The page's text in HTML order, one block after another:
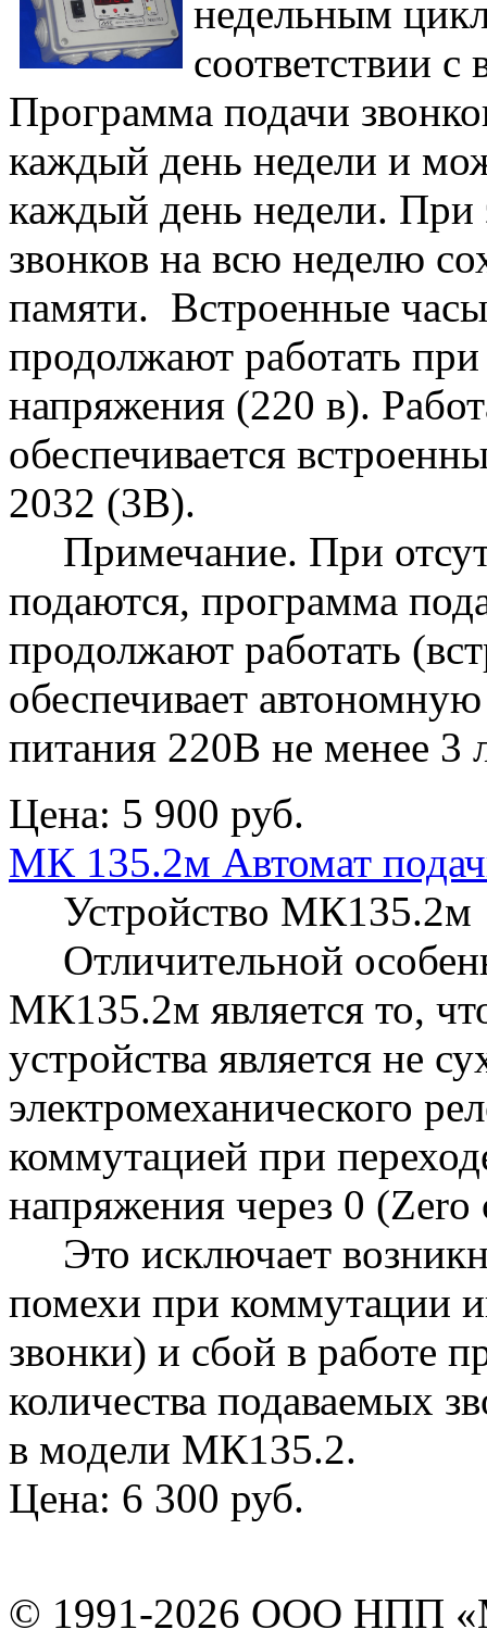
недельным
соответствии
Программа подачи
каждый день недели и
каждый день недели. При
звонков на всю неделю
памяти. Встроенные
продолжают работать
напряжения (220 в).
обеспечивается
2032 (3В).
Примечание. При
подаются, программа
продолжают работать
обеспечивает
питания 220В не менее 3
Цена: 5 900 руб.
МК 135.2м Автомат
Устройство МК135.2м
Отличительной
МК135.2м является то,
устройства является не
электромеханического
коммутацией при
напряжения через 0 (Zero
Это исключает
помехи при коммутации
звонки) и сбой в работе
количества подаваемых
в модели МК135.2.
Цена: 6 300 руб.
© 1991-2026 ООО НПП «